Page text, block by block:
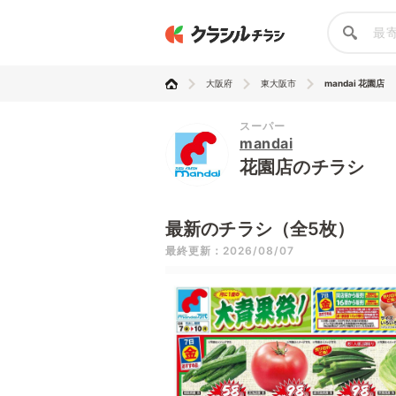
大阪府 東大阪市 mandai 花園店
スーパー
mandai
花園店のチラシ
最新のチラシ（全5枚）
最終更新：2026/08/07